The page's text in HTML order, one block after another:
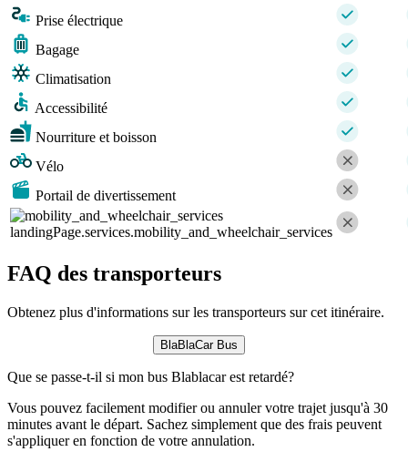
Prise électrique
Bagage
Climatisation
Accessibilité
Nourriture et boisson
Vélo
Portail de divertissement
landingPage.services.mobility_and_wheelchair_services
FAQ des transporteurs
Obtenez plus d'informations sur les transporteurs sur cet itinéraire.
BlaBlaCar Bus
Que se passe-t-il si mon bus Blablacar est retardé?
Vous pouvez facilement modifier ou annuler votre trajet jusqu'à 30
minutes avant le départ. Sachez simplement que des frais peuvent
s'appliquer en fonction de votre annulation.